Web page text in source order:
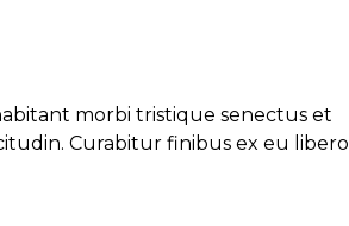
morbi tristique senectus et
Curabitur finibus ex eu libero